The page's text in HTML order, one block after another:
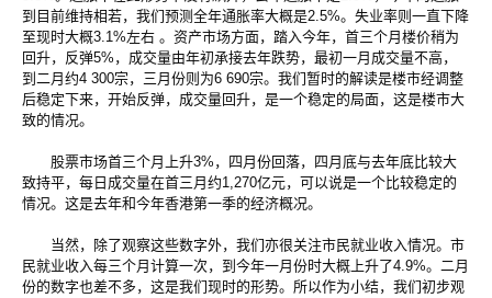
到目前维持相若，我们预测全年通胀率大概是2.5%。失业率则一直下降
至现时大概3.1%左右 。资产市场方面，踏入今年，首三个月楼价稍为
回升，反弹5%，成交量由年初承接去年跌势，最初一月成交量不高，
到二月约4 300宗，三月份则为6 690宗。我们暂时的解读是楼市经调整
后稳定下来，开始反弹，成交量回升，是一个稳定的局面，这是楼市大
致的情况。
股票市场首三个月上升3%，四月份回落，四月底与去年底比较大
致持平，每日成交量在首三月约1,270亿元，可以说是一个比较稳定的
情况。这是去年和今年香港第一季的经济概况。
当然，除了观察这些数字外，我们亦很关注市民就业收入情况。市
民就业收入每三个月计算一次，到今年一月份时大概上升了4.9%。二月
份的数字也差不多，这是我们现时的形势。所以作为小结，我们初步观